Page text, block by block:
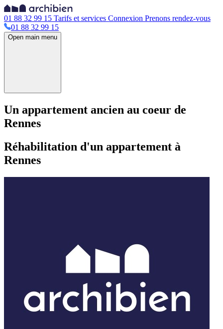
01 88 32 99 15 Tarifs et services Connexion Prenons rendez-vous
01 88 32 99 15
Open main menu
Un appartement ancien au coeur de
Rennes
Réhabilitation d'un appartement à
Rennes